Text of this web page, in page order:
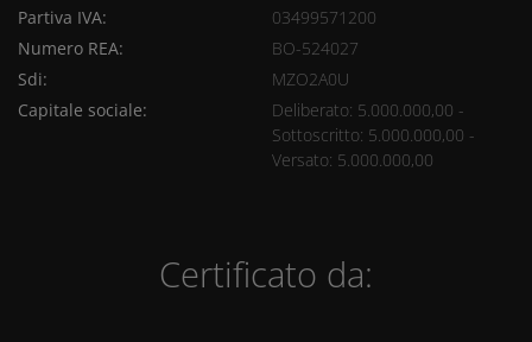
Partiva IVA:
03499571200
Numero REA:
BO-524027
Sdi:
MZO2A0U
Capitale sociale:
Deliberato: 5.000.000,00 -
Sottoscritto: 5.000.000,00 -
Versato: 5.000.000,00
Certificato da: